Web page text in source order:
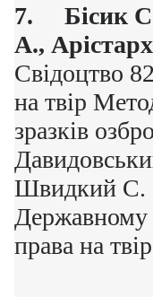
7. Бісик
А.,
Свідоцтво
на твір
зразків
Швидкий С.
Державному
права на